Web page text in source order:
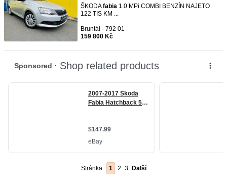
ŠKODAfabia 1.0 MPi COMBI BENZÍN NAJETO
122 TIS KM ...
Bruntál - 792 01
159 800 Kč
Stránka: 1 2 3 Další